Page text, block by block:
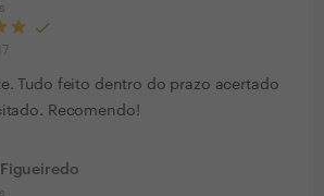
Tudo feito dentro do prazo acertado
Recomendo!